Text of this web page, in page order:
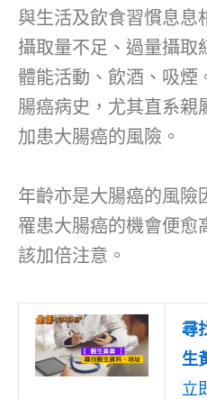
與生活及飲食習慣息息
攝取量不足、過量攝取
體能活動、飲酒、吸煙
腸癌病史，尤其直系親
加患大腸癌的風險。
年齡亦是大腸癌的風險
罹患大腸癌的機會便愈
該加倍注意。
尋
生
立